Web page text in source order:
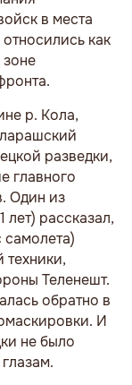
в места
как
р. Кола,
разведки,
главного
Один из
рассказал,
Теленешт.
обратно в
И
не было